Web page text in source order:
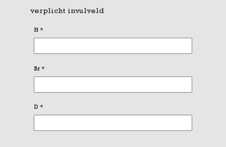
verplicht invulveld
H *
Br *
D *